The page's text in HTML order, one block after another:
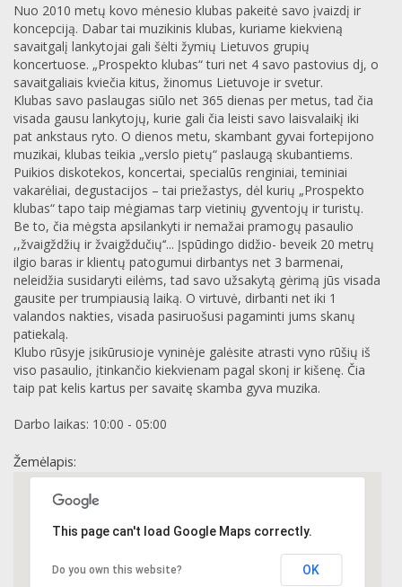
Nuo 2010 metų kovo mėnesio klubas pakeitė savo įvaizdį ir
koncepciją. Dabar tai muzikinis klubas, kuriame kiekvieną
savaitgalį lankytojai gali šėlti žymių Lietuvos grupių
koncertuose. „Prospekto klubas“ turi net 4 savo pastovius dj, o
savaitgaliais kviečia kitus, žinomus Lietuvoje ir svetur.
Klubas savo paslaugas siūlo net 365 dienas per metus, tad čia
visada gausu lankytojų, kurie gali čia leisti savo laisvalaikį iki
pat ankstaus ryto. O dienos metu, skambant gyvai fortepijono
muzikai, klubas teikia „verslo pietų“ paslaugą skubantiems.
Puikios diskotekos, koncertai, specialūs renginiai, teminiai
vakarėliai, degustacijos – tai priežastys, dėl kurių „Prospekto
klubas“ tapo taip mėgiamas tarp vietinių gyventojų ir turistų.
Be to, čia mėgsta apsilankyti ir nemažai pramogų pasaulio
,,žvaigždžių ir žvaigždučių‘‘... Įspūdingo didžio- beveik 20 metrų
ilgio baras ir klientų patogumui dirbantys net 3 barmenai,
neleidžia susidaryti eilėms, tad savo užsakytą gėrimą jūs visada
gausite per trumpiausią laiką. O virtuvė, dirbanti net iki 1
valandos nakties, visada pasiruošusi pagaminti jums skanų
patiekalą.
Klubo rūsyje įsikūrusioje vyninėje galėsite atrasti vyno rūšių iš
viso pasaulio, įtinkančio kiekvienam pagal skonį ir kišenę. Čia
taip pat kelis kartus per savaitę skamba gyva muzika.
Darbo laikas: 10:00 - 05:00
Žemėlapis:
This page can't load Google Maps correctly.
Do you own this website? OK